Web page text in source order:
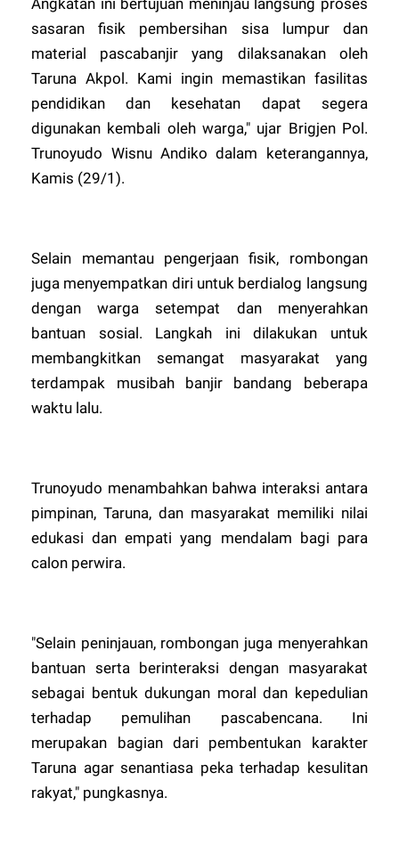
Angkatan ini bertujuan meninjau langsung proses
sasaran fisik pembersihan sisa lumpur dan
material pascabanjir yang dilaksanakan oleh
Taruna Akpol. Kami ingin memastikan fasilitas
pendidikan dan kesehatan dapat segera
digunakan kembali oleh warga," ujar Brigjen Pol.
Trunoyudo Wisnu Andiko dalam keterangannya,
Kamis (29/1).
​Selain memantau pengerjaan fisik, rombongan
juga menyempatkan diri untuk berdialog langsung
dengan warga setempat dan menyerahkan
bantuan sosial. Langkah ini dilakukan untuk
membangkitkan semangat masyarakat yang
terdampak musibah banjir bandang beberapa
waktu lalu.
Trunoyudo menambahkan bahwa interaksi antara
pimpinan, Taruna, dan masyarakat memiliki nilai
edukasi dan empati yang mendalam bagi para
calon perwira.
​"Selain peninjauan, rombongan juga menyerahkan
bantuan serta berinteraksi dengan masyarakat
sebagai bentuk dukungan moral dan kepedulian
terhadap pemulihan pascabencana. Ini
merupakan bagian dari pembentukan karakter
Taruna agar senantiasa peka terhadap kesulitan
rakyat," pungkasnya.